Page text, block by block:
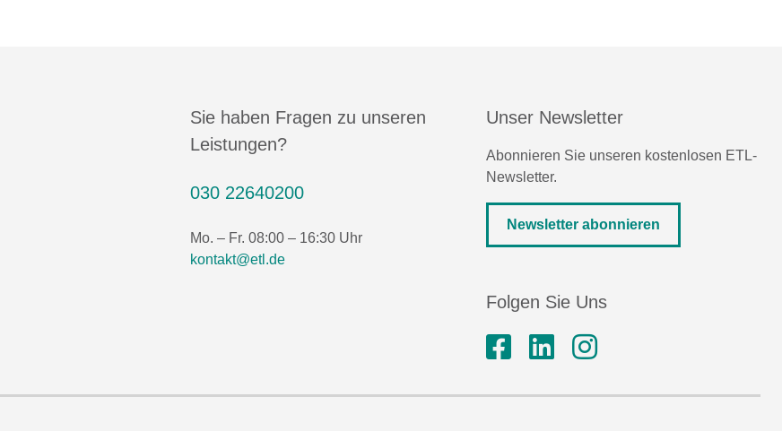
Sie haben Fragen zu unseren
Leistungen?
030 22640200
Mo. – Fr. 08:00 – 16:30 Uhr
kontakt@etl.de
Unser Newsletter
Abonnieren Sie unseren kostenlosen ETL-
Newsletter.
Newsletter abonnieren
Folgen Sie Uns